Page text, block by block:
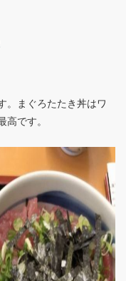
。まぐろたたき丼はワ
高です。